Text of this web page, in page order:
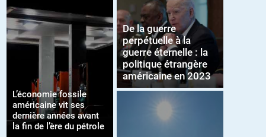
L’économie fossile
américaine vit ses
dernière années avant
la fin de l’ère du pétrole
De la guerre
perpétuelle à la
guerre éternelle : la
politique étrangère
américaine en 2023